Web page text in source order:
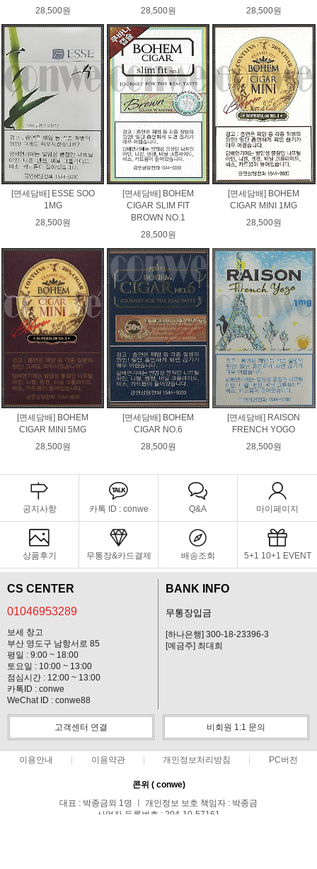
28,500원
28,500원
28,500원
[면세담배] ESSE SOO
1MG
28,500원
[면세담배] BOHEM
CIGAR SLIM FIT
BROWN NO.1
28,500원
[면세담배] BOHEM
CIGAR MINI 1MG
28,500원
[면세담배] BOHEM
CIGAR MINI 5MG
28,500원
[면세담배] BOHEM
CIGAR NO.6
28,500원
[면세담배] RAISON
FRENCH YOGO
28,500원
공지사항 카톡 ID : conwe Q&A 마이페이지
상품후기 무통장&카드결제 배송조회 5+1 10+1 EVENT
CS CENTER
01046953289
보세 창고
부산 영도구 남항서로 85
평일 : 9:00 ~ 18:00
토요일 : 10:00 ~ 13:00
점심시간 : 12:00 ~ 13:00
카톡ID : conwe
WeChat ID : conwe88
BANK INFO
무통장입금
[하나은행] 300-18-23396-3
[예금주] 최대희
고객센터 연결 비회원 1:1 문의
이용안내 이용약관 개인정보처리방침 PC버전
콘위 ( conwe)
대표 : 박종금외 1명 ㅣ 개인정보 보호 책임자 : 박종금
사업자 등록번호 : 204-10-57161